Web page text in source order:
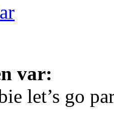
var:
let’s go